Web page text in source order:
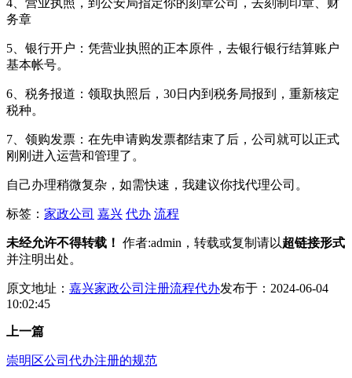
务章
5、银行开户：凭营业执照的正本原件，去银行银行结算账户
基本帐号。
6、税务报道：领取执照后，30日内到税务局报到，重新核定
税种。
7、领购发票：在先申请购发票都结束了后，公司就可以正式
刚刚进入运营和管理了。
自己办理稍微复杂，如需快速，我建议你找代理公司。
标签： 家政公司 嘉兴 代办 流程
未经允许不得转载！ 作者:admin，转载或复制请以超链接形式
并注明出处。
原文地址： 嘉兴家政公司注册流程代办发布于：2024-06-04
10:02:45
上一篇
崇明区公司代办注册的规范